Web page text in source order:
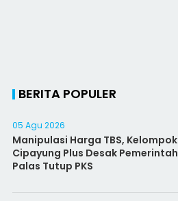
BERITA POPULER
05 Agu 2026
Manipulasi Harga TBS, Kelompok
Cipayung Plus Desak Pemerintah
Palas Tutup PKS